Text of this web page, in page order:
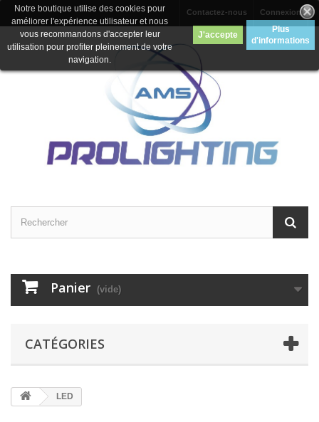
Connexion
Contactez-nous
Panier (vide)
CATÉGORIES
Notre boutique utilise des cookies pour
améliorer l'expérience utilisateur et nous
vous recommandons d'accepter leur
utilisation pour profiter pleinement de votre
navigation.
J'accepte
Plus
d'informations
LED